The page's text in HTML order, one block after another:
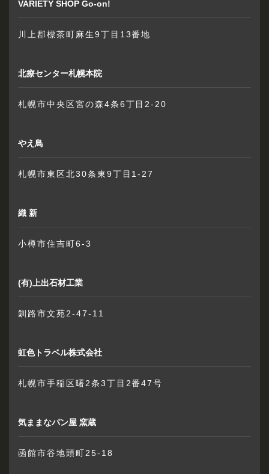
VARIETY SHOP Go-on!
川上郡標茶町麻生9丁目13番地
北療センター札幌本院
札幌市中央区宮の森4条6丁目2-20
やえ鳥
札幌市東区北30条東9丁目1-27
織 新
小樽市住吉町6-3
(有)上出石材工業
釧路市文苑2-47-11
虹色トラベル株式会社
札幌市手稲区曙2条3丁目2番47号
気ままなパン屋 窯蔵
函館市谷地頭町25-18